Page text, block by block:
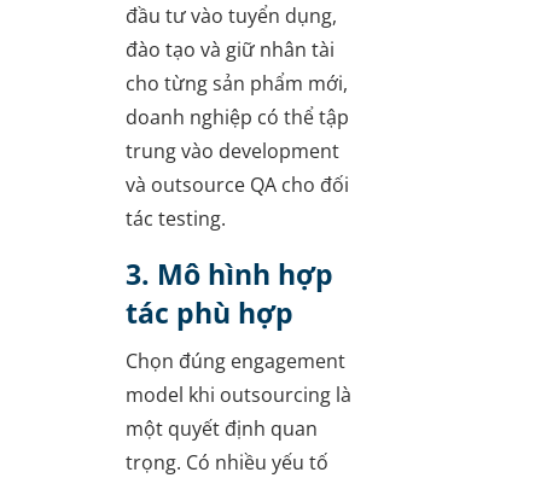
đầu tư vào tuyển dụng,
đào tạo và giữ nhân tài
cho từng sản phẩm mới,
doanh nghiệp có thể tập
trung vào development
và outsource QA cho đối
tác testing.
3. Mô hình hợp
tác phù hợp
Chọn đúng engagement
model khi outsourcing là
một quyết định quan
trọng. Có nhiều yếu tố